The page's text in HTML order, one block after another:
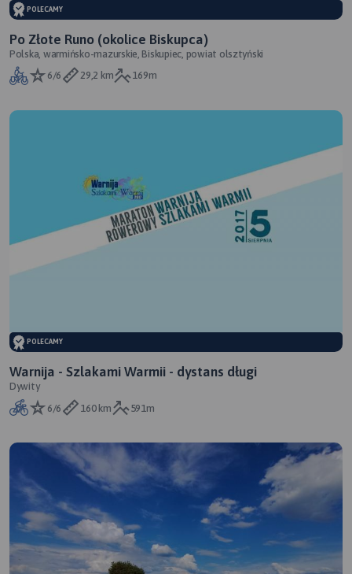
POLECAMY
Po Złote Runo (okolice Biskupca)
Polska, warmińsko-mazurskie, Biskupiec, powiat olsztyński
6/6
29,2 km 169m
POLECAMY
Warnija - Szlakami Warmii - dystans długi
Dywity
6/6
160 km 591m